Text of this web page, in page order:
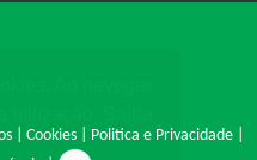
| Cookies Politica e Privacidade